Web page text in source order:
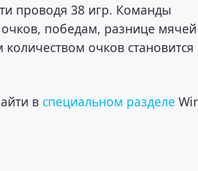
проводя 38 игр. Команды
победам, разнице мячей
очков становится
в специальном разделе